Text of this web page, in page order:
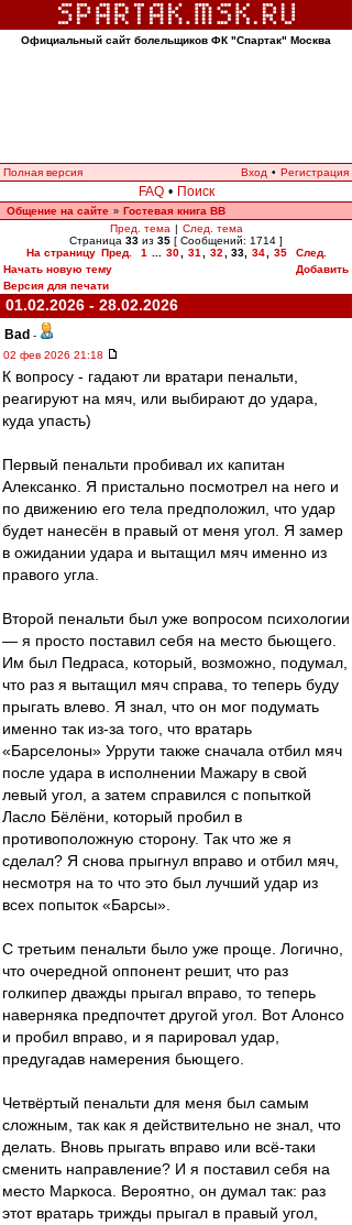
Официальный сайт болельщиков ФК "Спартак" Москва
Полная версия Вход • Регистрация
FAQ • Поиск
Общение на сайте » Гостевая книга ВВ
Пред. тема | След. тема
Страница 33 из 35 [ Сообщений: 1714 ]
На страницу Пред. 1 30 31 32 33, 34 35
След.
Начать новую тему
Добавить
Версия для печати
01.02.2026 - 28.02.2026
Bad -
02 фев 2026 21:18
К вопросу - гадают ли вратари пенальти,
реагируют на мяч, или выбирают до удара,
куда упасть)
Первый пенальти пробивал их капитан
Алексанко. Я пристально посмотрел на него и
по движению его тела предположил, что удар
будет нанесён в правый от меня угол. Я замер
в ожидании удара и вытащил мяч именно из
правого угла.
Второй пенальти был уже вопросом психологии
— я просто поставил себя на место бьющего.
Им был Педраса, который, возможно, подумал,
что раз я вытащил мяч справа, то теперь буду
прыгать влево. Я знал, что он мог подумать
именно так из-за того, что вратарь
«Барселоны» Уррути также сначала отбил мяч
после удара в исполнении Мажару в свой
левый угол, а затем справился с попыткой
Ласло Бёлёни, который пробил в
противоположную сторону. Так что же я
сделал? Я снова прыгнул вправо и отбил мяч,
несмотря на то что это был лучший удар из
всех попыток «Барсы».
С третьим пенальти было уже проще. Логично,
что очередной оппонент решит, что раз
голкипер дважды прыгал вправо, то теперь
наверняка предпочтет другой угол. Вот Алонсо
и пробил вправо, и я парировал удар,
предугадав намерения бьющего.
Четвёртый пенальти для меня был самым
сложным, так как я действительно не знал, что
делать. Вновь прыгать вправо или всё-таки
сменить направление? И я поставил себя на
место Маркоса. Вероятно, он думал так: раз
этот вратарь трижды прыгал в правый угол,